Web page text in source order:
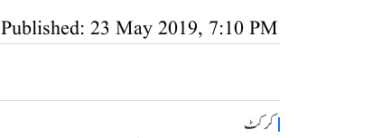
Published: 23 May 2019, 7:10 PM
کرکٹ